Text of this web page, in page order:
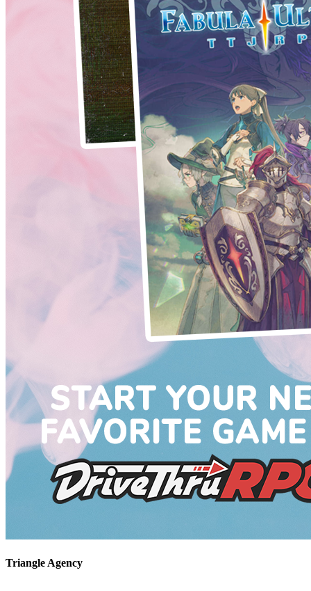
Triangle Agency